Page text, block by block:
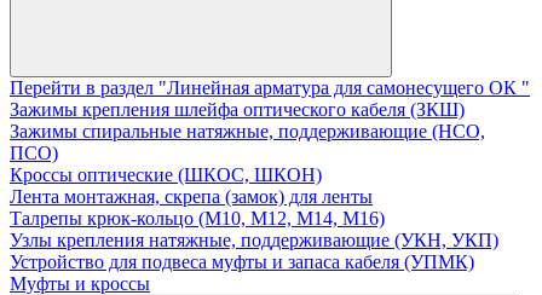
Перейти в раздел "Линейная арматура для самонесущего ОК "
Зажимы крепления шлейфа оптического кабеля (ЗКШ)
Зажимы спиральные натяжные, поддерживающие (НСО,
ПСО)
Кроссы оптические (ШКОС, ШКОН)
Лента монтажная, скрепа (замок) для ленты
Талрепы крюк-кольцо (М10, М12, М14, М16)
Узлы крепления натяжные, поддерживающие (УКН, УКП)
Устройство для подвеса муфты и запаса кабеля (УПМК)
Муфты и кроссы